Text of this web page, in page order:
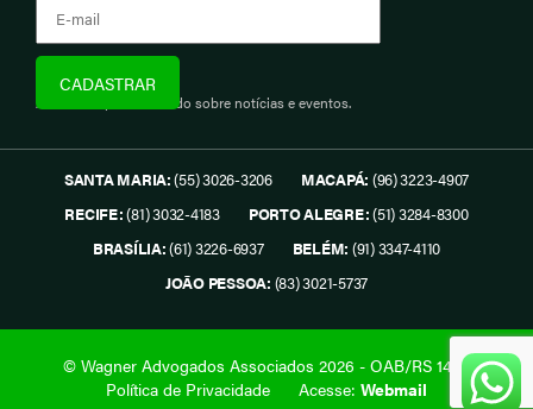
Assine e fique informado sobre notícias e eventos.
SANTA MARIA:(55) 3026-3206 MACAPÁ: (96) 3223-4907
RECIFE:(81) 3032-4183 PORTO ALEGRE:(51) 3284-8300
BRASÍLIA:(61) 3226-6937 BELÉM: (91) 3347-4110
JOÃO PESSOA: (83) 3021-5737
© Wagner Advogados Associados 2026 - OAB/RS 1419.
Política de Privacidade
Acesse: Webmail